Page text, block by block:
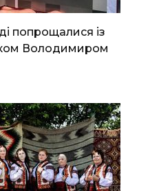
попрощалися із
Володимиром